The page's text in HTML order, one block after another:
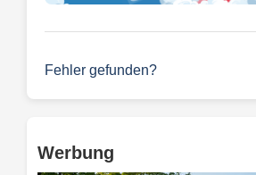
Fehler gefunden?
Werbung